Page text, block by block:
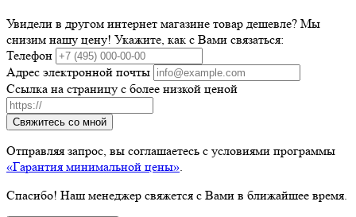
Увидели в другом интернет магазине товар дешевле? Мы
снизим нашу цену! Укажите, как с Вами связаться:
Телефон
Адрес электронной почты
Ссылка на страницу с более низкой ценой
Свяжитесь со мной
Отправляя запрос, вы соглашаетесь с условиями программы
«Гарантия минимальной цены»
Спасибо! Наш менеджер свяжется с Вами в ближайшее время.